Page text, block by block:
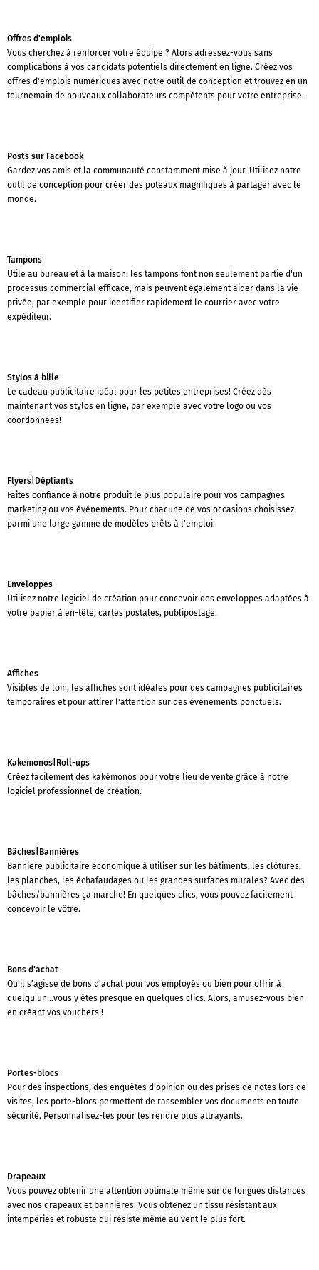
Offres d'emplois
Vous cherchez à renforcer votre équipe ? Alors adressez-vous sans
complications à vos candidats potentiels directement en ligne. Créez vos
offres d'emplois numériques avec notre outil de conception et trouvez en un
tournemain de nouveaux collaborateurs compétents pour votre entreprise.
Posts sur Facebook
Gardez vos amis et la communauté constamment mise à jour. Utilisez notre
outil de conception pour créer des poteaux magnifiques à partager avec le
monde.
Tampons
Utile au bureau et à la maison: les tampons font non seulement partie d'un
processus commercial efficace, mais peuvent également aider dans la vie
privée, par exemple pour identifier rapidement le courrier avec votre
expéditeur.
Stylos à bille
Le cadeau publicitaire idéal pour les petites entreprises! Créez dès
maintenant vos stylos en ligne, par exemple avec votre logo ou vos
coordonnées!
Flyers|Dépliants
Faites confiance à notre produit le plus populaire pour vos campagnes
marketing ou vos événements. Pour chacune de vos occasions choisissez
parmi une large gamme de modèles prêts à l'emploi.
Enveloppes
Utilisez notre logiciel de création pour concevoir des enveloppes adaptées à
votre papier à en-tête, cartes postales, publipostage.
Affiches
Visibles de loin, les affiches sont idéales pour des campagnes publicitaires
temporaires et pour attirer l'attention sur des événements ponctuels.
Kakemonos|Roll-ups
Créez facilement des kakémonos pour votre lieu de vente grâce à notre
logiciel professionnel de création.
Bâches|Bannières
Bannière publicitaire économique à utiliser sur les bâtiments, les clôtures,
les planches, les échafaudages ou les grandes surfaces murales? Avec des
bâches/bannières ça marche! En quelques clics, vous pouvez facilement
concevoir le vôtre.
Bons d'achat
Qu'il s'agisse de bons d'achat pour vos employés ou bien pour offrir à
quelqu'un...vous y êtes presque en quelques clics. Alors, amusez-vous bien
en créant vos vouchers !
Portes-blocs
Pour des inspections, des enquêtes d'opinion ou des prises de notes lors de
visites, les porte-blocs permettent de rassembler vos documents en toute
sécurité. Personnalisez-les pour les rendre plus attrayants.
Drapeaux
Vous pouvez obtenir une attention optimale même sur de longues distances
avec nos drapeaux et bannières. Vous obtenez un tissu résistant aux
intempéries et robuste qui résiste même au vent le plus fort.